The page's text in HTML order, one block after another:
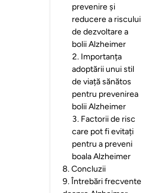
prevenire și
reducere a riscului
de dezvoltare a
bolii Alzheimer
2. Importanța
adoptării unui stil
de viață sănătos
pentru prevenirea
bolii Alzheimer
3. Factorii de risc
care pot fi evitați
pentru a preveni
boala Alzheimer
8.Concluzii
9.Întrebări frecvente